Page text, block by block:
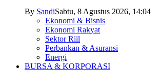
By SandiSabtu, 8 Agustus 2026, 14:04
Ekonomi & Bisnis
Ekonomi Rakyat
Sektor Riil
Perbankan & Asuransi
Energi
BURSA & KORPORASI